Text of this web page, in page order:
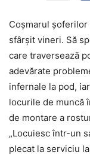
Coșmarul
sfârșit vineri. Să
care traversează
adevărate
infernale la pod,
locurile de muncă
de montare a
„Locuiesc într-un
plecat la serviciu